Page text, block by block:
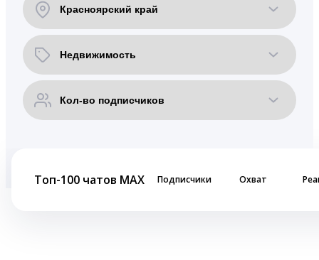
Топ-100 чатов MAX Подписчики Охват